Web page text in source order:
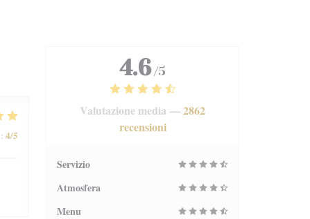
: 4/5
4.6 /5
Valutazione media —2862
recensioni
Servizio
Atmosfera
Menu